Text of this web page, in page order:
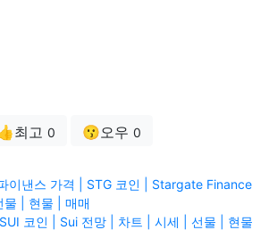
최고 0 😗오우 0
이낸스 가격 | STG 코인 | Stargate Finance
| 현물 | 매매
코인 | Sui 전망 | 차트 | 시세 | 선물 | 현물